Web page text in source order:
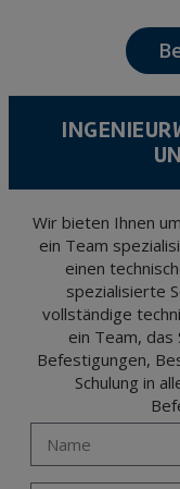
The data in our files are
confidentiality and shall
Data Protection Regulation
encrypted. Should these
The user may at any time
and opposition under the
Portalada II | c/ Segador 13,
Wir bieten Ihnen
ein Team
einen
spezialisierte
vollständige
ein Team, das
Befestigungen,
Schulung in